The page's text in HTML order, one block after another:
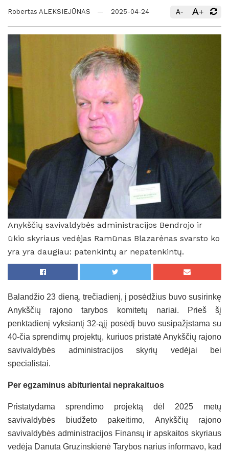
Robertas ALEKSIEJŪNAS 2025-04-24 A- A+
Anykščių savivaldybės administracijos Bendrojo ir
ūkio skyriaus vedėjas Ramūnas Blazarėnas svarsto ko
yra yra daugiau: patenkintų ar nepatenkintų.
Balandžio 23 dieną, trečiadienį, į posėdžius buvo susirinkę
Anykščių rajono tarybos komitetų nariai. Prieš šį
penktadienį vyksiantį 32-ąjį posėdį buvo susipažįstama su
40-čia sprendimų projektų, kuriuos pristatė Anykščių rajono
savivaldybės administracijos skyrių vedėjai bei
specialistai.
Per egzaminus abiturientai neprakaituos
Pristatydama sprendimo projektą dėl 2025 metų
savivaldybės biudžeto pakeitimo, Anykščių rajono
savivaldybės administracijos Finansų ir apskaitos skyriaus
vedėja Danuta Gruzinskienė Tarybos narius informavo, kad